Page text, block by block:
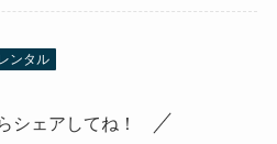
ンタル
シェアしてね！